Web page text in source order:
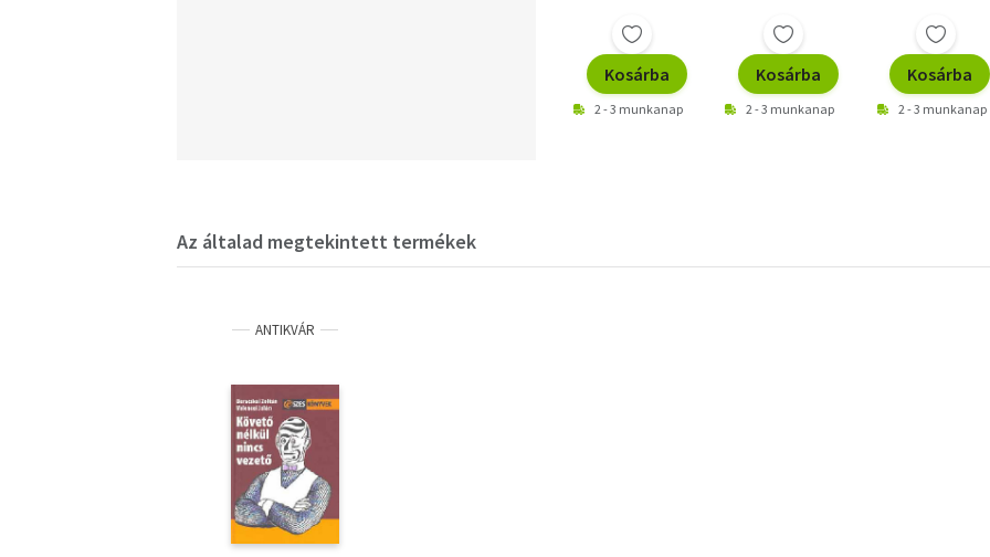
Kosárba
2 - 3 munkanap
Kosárba
2 - 3 munkanap
Kosárba
2 - 3 munkanap
Az általad megtekintett termékek
ANTIKVÁR